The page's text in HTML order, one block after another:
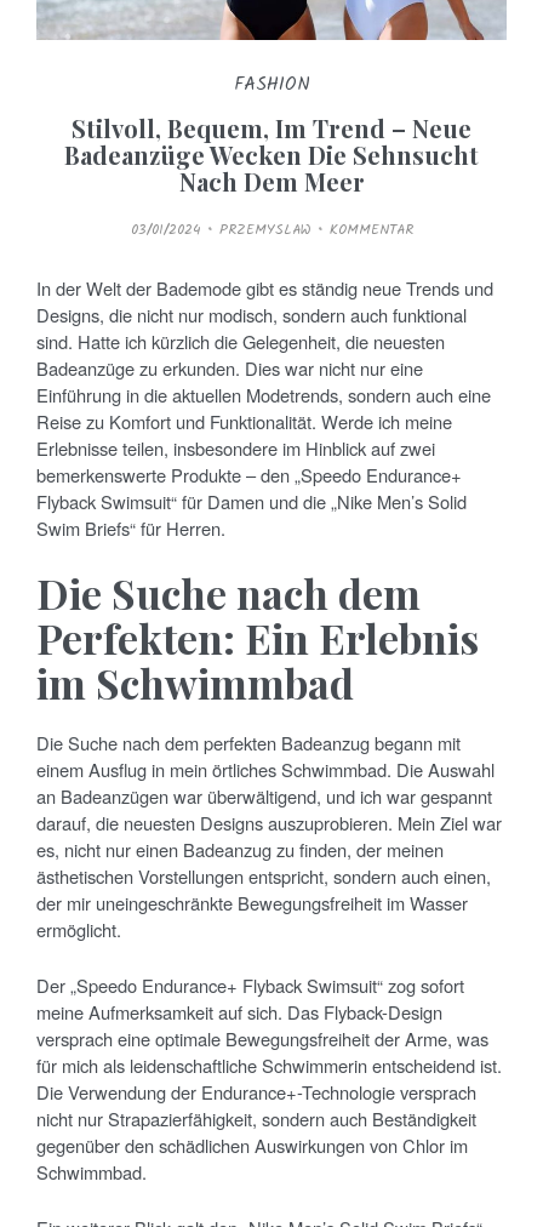
FASHION
Stilvoll, Bequem, Im Trend – Neue
Badeanzüge Wecken Die Sehnsucht
Nach Dem Meer
P
O
E
D
O
N
03/01/2024 PRZEMYSLAW KOMMENTAR
In der Welt der Bademode gibt es ständig neue Trends und
Designs, die nicht nur modisch, sondern auch funktional
sind. Hatte ich kürzlich die Gelegenheit, die neuesten
Badeanzüge zu erkunden. Dies war nicht nur eine
Einführung in die aktuellen Modetrends, sondern auch eine
Reise zu Komfort und Funktionalität. Werde ich meine
Erlebnisse teilen, insbesondere im Hinblick auf zwei
bemerkenswerte Produkte – den „Speedo Endurance+
Flyback Swimsuit“ für Damen und die „Nike Men’s Solid
Swim Briefs“ für Herren.
Die Suche nach dem
Perfekten: Ein Erlebnis
im Schwimmbad
Die Suche nach dem perfekten Badeanzug begann mit
einem Ausflug in mein örtliches Schwimmbad. Die Auswahl
an Badeanzügen war überwältigend, und ich war gespannt
darauf, die neuesten Designs auszuprobieren. Mein Ziel war
es, nicht nur einen Badeanzug zu finden, der meinen
ästhetischen Vorstellungen entspricht, sondern auch einen,
der mir uneingeschränkte Bewegungsfreiheit im Wasser
ermöglicht.
Der „Speedo Endurance+ Flyback Swimsuit“ zog sofort
meine Aufmerksamkeit auf sich. Das Flyback-Design
versprach eine optimale Bewegungsfreiheit der Arme, was
für mich als leidenschaftliche Schwimmerin entscheidend ist.
Die Verwendung der Endurance+-Technologie versprach
nicht nur Strapazierfähigkeit, sondern auch Beständigkeit
gegenüber den schädlichen Auswirkungen von Chlor im
Schwimmbad.